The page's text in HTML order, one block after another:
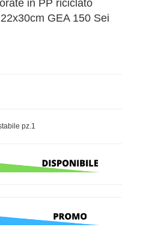
in PP riciclato
GEA 150 Sei
pz.1